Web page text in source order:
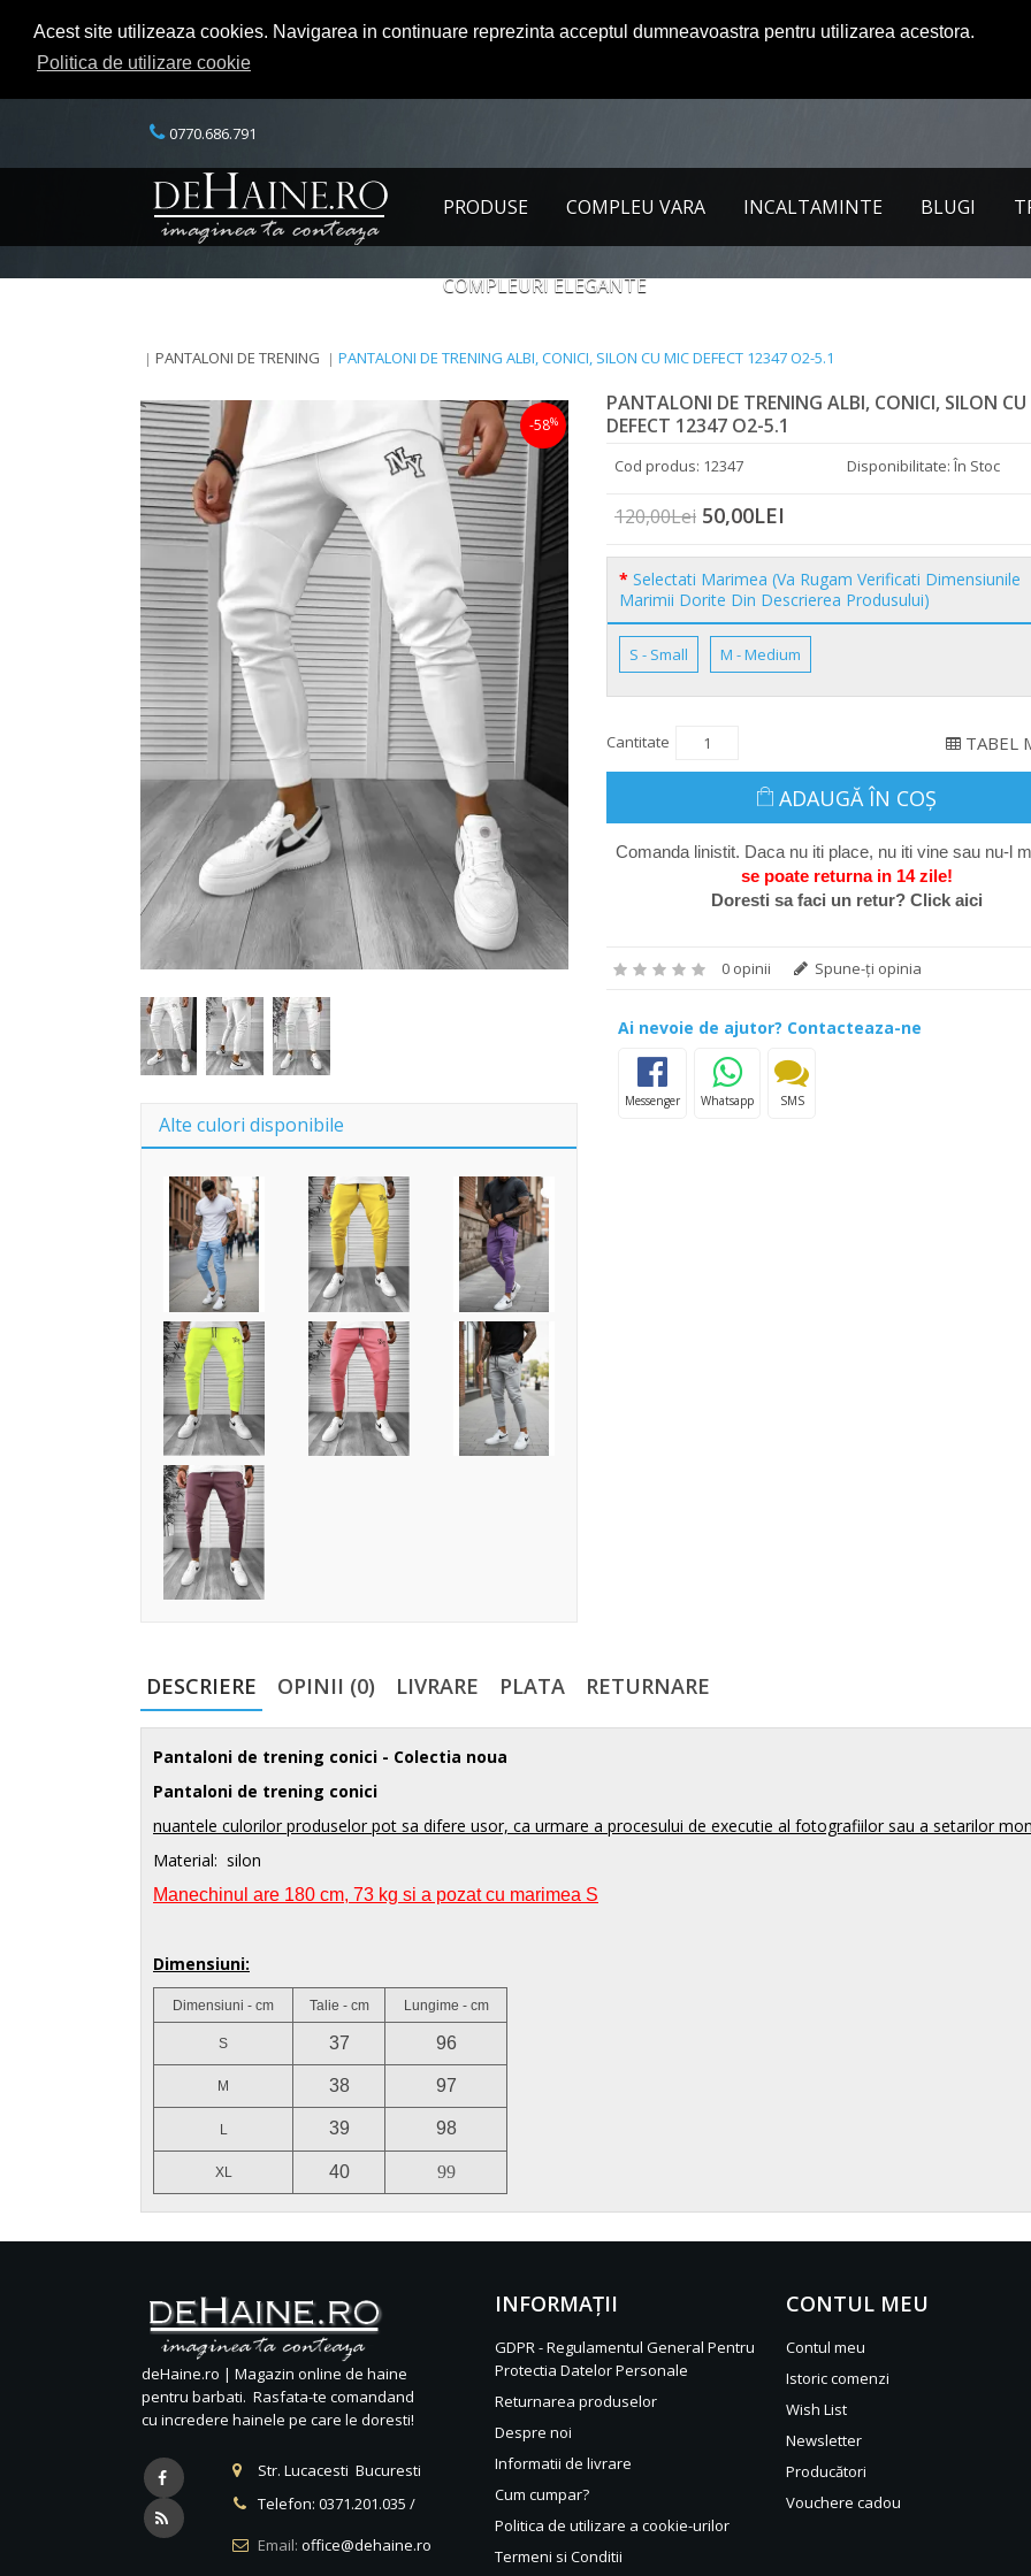
Acest site utilizeaza cookies. Navigarea in continuare reprezinta acceptul dumneavoastra pentru utilizarea acestora.
Politica de utilizare cookie
0770.686.791
PRODUSE COMPLEU VARA INCALTAMINTE BLUGI
COMPLEURI ELEGANTE
PANTALONI DE TRENING
PANTALONI DE TRENING ALBI, CONICI, SILON CU MIC DEFECT 12347 O2-5.1
-58%
Alte culori disponibile
PANTALONI DE TRENING ALBI, CONICI, SILON CU
DEFECT 12347 O2-5.1
Cod produs: 12347 Disponibilitate: În Stoc
120,00Lei 50,00LEI
Selectati Marimea (Va Rugam Verificati Dimensiunile
Marimii Dorite Din Descrierea Produsului)
S - Small M - Medium
Cantitate TABEL
ADAUGĂ ÎN COŞ
Comanda linistit. Daca nu iti place, nu iti vine sau nu-l
se poate returna in 14 zile!
Doresti sa faci un retur? Click aici
0 opinii Spune-ţi opinia
Ai nevoie de ajutor? Contacteaza-ne
Messenger Whatsapp SMS
DESCRIERE OPINII (0) LIVRARE PLATA RETURNARE
Pantaloni de trening conici - Colectia noua
Pantaloni de trening conici
nuantele culorilor produselor pot sa difere usor, ca urmare a procesului de executie al fotografiilor sau a setarilor
Material: silon
Manechinul are 180 cm, 73 kg si a pozat cu marimea S
Dimensiuni:
Dimensiuni - cm Talie - cm Lungime - cm
S 37 96
M 38 97
L 39 98
XL 40 99
deHaine.ro | Magazin online de haine
pentru barbati. Rasfata-te comandand
cu incredere hainele pe care le doresti!
Str. Lucacesti Bucuresti
Telefon: 0371.201.035 /
Email: office@dehaine.ro
INFORMAŢII
GDPR - Regulamentul General Pentru
Protectia Datelor Personale
Returnarea produselor
Despre noi
Informatii de livrare
Cum cumpar?
Politica de utilizare a cookie-urilor
Termeni si Conditii
CONTUL MEU
Contul meu
Istoric comenzi
Wish List
Newsletter
Producători
Vouchere cadou